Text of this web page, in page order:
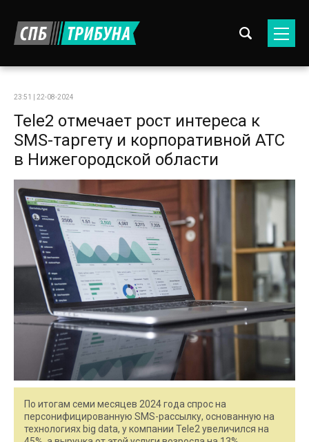
23:51 | 22-08-2024
Tele2 отмечает рост интереса к
SMS-таргету и корпоративной АТС
в Нижегородской области
По итогам семи месяцев 2024 года спрос на
персонифицированную SMS-рассылку, основанную на
технологиях big data, у компании Tele2 увеличился на